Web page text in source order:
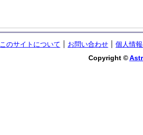
このサイトについて お問い合わせ
個人情
Copyright ©